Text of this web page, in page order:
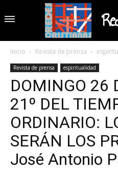
Inicio Revista de prensa
Revista de prensa espiritualidad
DOMINGO 26
21º DEL
ORDINARIO:
SERÁN LOS
José Antonio